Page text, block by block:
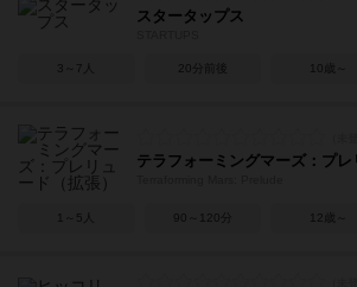
スタータップス
3～7人 20分前後 10歳～
テラフォーミングマーズ：プレ
1～5人 90～120分 12歳～